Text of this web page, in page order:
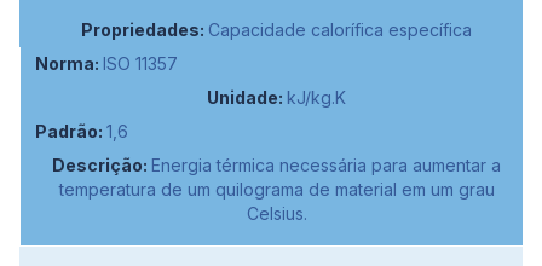
Capacidade calorífica específica
ISO 11357
kJ/kg.K
1,6
Energia térmica necessária para aumentar a
temperatura de um quilograma de material em um grau
Celsius.